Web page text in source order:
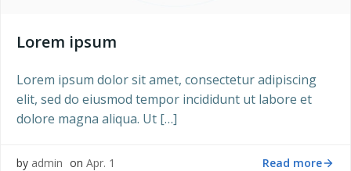
Lorem ipsum
Lorem ipsum dolor sit amet, consectetur adipiscing
elit, sed do eiusmod tempor incididunt ut labore et
dolore magna aliqua. Ut […]
by admin on Apr. 1 Read more